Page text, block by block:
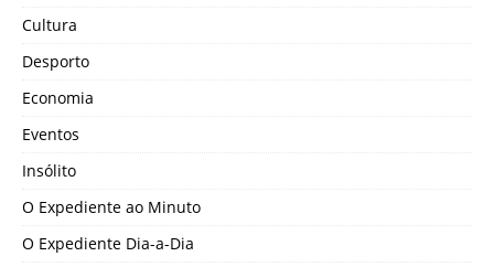
Cultura
Desporto
Economia
Eventos
Insólito
O Expediente ao Minuto
O Expediente Dia-a-Dia